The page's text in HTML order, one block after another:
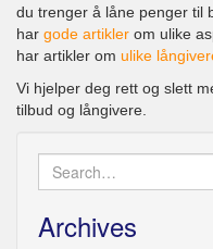
du trenger å låne penger til
har gode artikler om ulike
har artikler om ulike
Vi hjelper deg rett og slett
tilbud og långivere.
Search
for:
Archives